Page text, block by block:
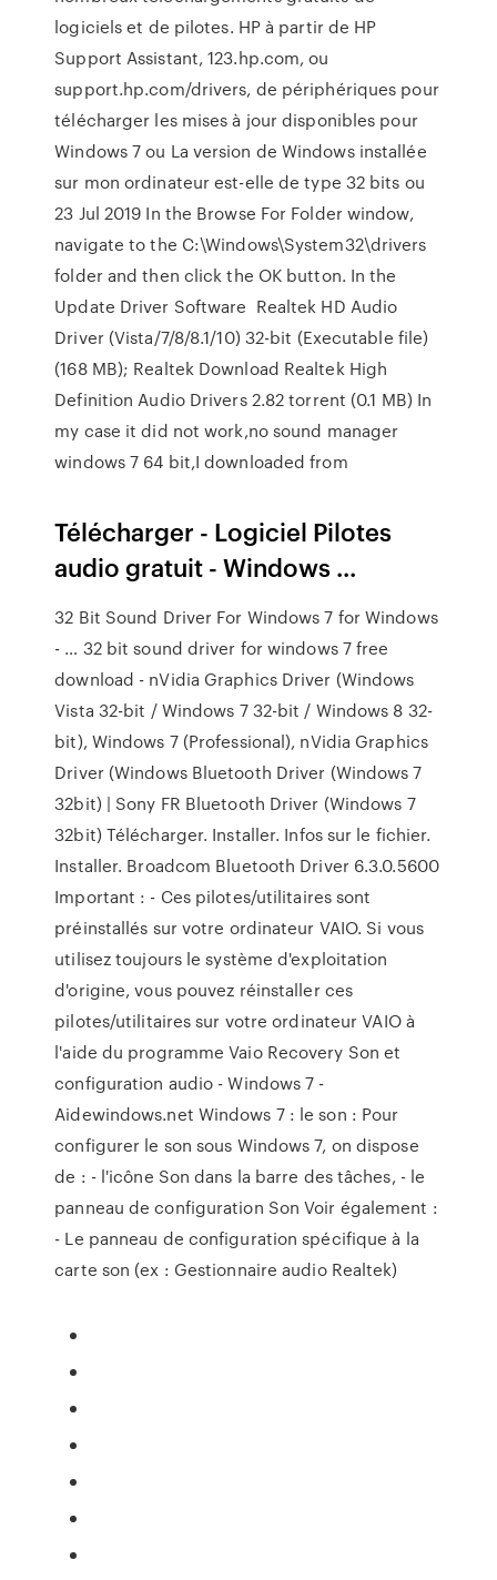
logiciels et de pilotes. HP à partir de HP
Support Assistant, 123.hp.com, ou
support.hp.com/drivers, de périphériques pour
télécharger les mises à jour disponibles pour
Windows 7 ou La version de Windows installée
sur mon ordinateur est-elle de type 32 bits ou
23 Jul 2019 In the Browse For Folder window,
navigate to the C:\Windows\System32\drivers
folder and then click the OK button. In the
Update Driver Software Realtek HD Audio
Driver (Vista/7/8/8.1/10) 32-bit (Executable file)
(168 MB); Realtek Download Realtek High
Definition Audio Drivers 2.82 torrent (0.1 MB) In
my case it did not work,no sound manager
windows 7 64 bit,I downloaded from
Télécharger - Logiciel Pilotes
audio gratuit - Windows ...
32 Bit Sound Driver For Windows 7 for Windows
- … 32 bit sound driver for windows 7 free
download - nVidia Graphics Driver (Windows
Vista 32-bit / Windows 7 32-bit / Windows 8 32-
bit), Windows 7 (Professional), nVidia Graphics
Driver (Windows Bluetooth Driver (Windows 7
32bit) | Sony FR Bluetooth Driver (Windows 7
32bit) Télécharger. Installer. Infos sur le fichier.
Installer. Broadcom Bluetooth Driver 6.3.0.5600
Important : - Ces pilotes/utilitaires sont
préinstallés sur votre ordinateur VAIO. Si vous
utilisez toujours le système d'exploitation
d'origine, vous pouvez réinstaller ces
pilotes/utilitaires sur votre ordinateur VAIO à
l'aide du programme Vaio Recovery Son et
configuration audio - Windows 7 -
Aidewindows.net Windows 7 : le son : Pour
configurer le son sous Windows 7, on dispose
de : - l'icône Son dans la barre des tâches, - le
panneau de configuration Son Voir également :
- Le panneau de configuration spécifique à la
carte son (ex : Gestionnaire audio Realtek)